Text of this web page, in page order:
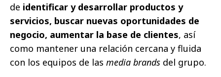
de identificar y desarrollar productos y
servicios, buscar nuevas oportunidades de
negocio, aumentar la base de clientes, así
como mantener una relación cercana y fluida
con los equipos de las media brands del grupo.